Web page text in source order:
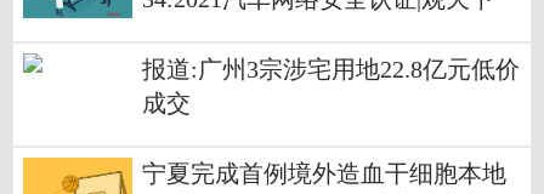
报道:广州3宗涉宅用地22.8亿元低价
成交
宁夏完成首例境外造血干细胞本地